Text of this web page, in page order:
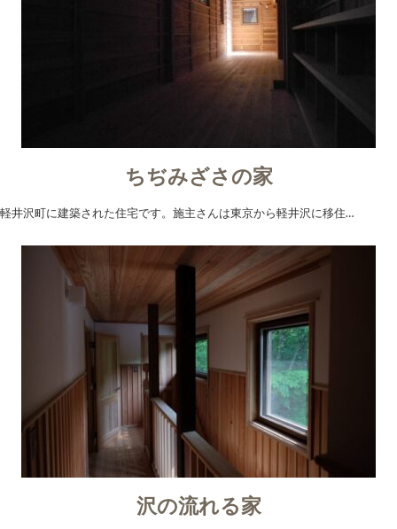
ちぢみざさの家
軽井沢町に建築された住宅です。施主さんは東京から軽井沢に移住…
沢の流れる家